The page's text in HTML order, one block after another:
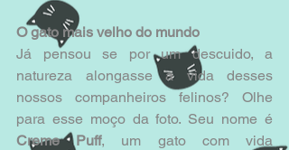
O gato mais velho do mundo
Já pensou se por um descuido, a
natureza alongasse a vida desses
nossos companheiros felinos? Olhe
Creme Puff, um gato com vida